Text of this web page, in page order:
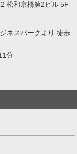
松和京橋第2ビル 5F
ネスパークより 徒歩
分